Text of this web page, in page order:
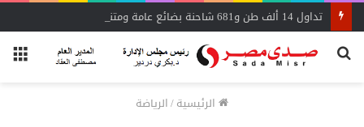
بحث
الرئيسية/الرياضة